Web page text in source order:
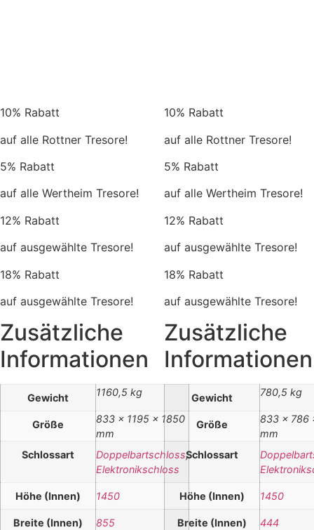
10% Rabatt
auf alle Rottner Tresore!
5% Rabatt
auf alle Wertheim Tresore!
12% Rabatt
auf ausgewählte Tresore!
18% Rabatt
auf ausgewählte Tresore!
Zusätzliche
Informationen
Gewicht 1160,5 kg
Größe
833 × 1195 × 1850
mm
Schlossart
Doppelbartschloss,
Elektronikschloss
Höhe (Innen) 1450
Breite (Innen) 855
10% Rabatt
auf alle Rottner Tresore!
5% Rabatt
auf alle Wertheim Tresore!
12% Rabatt
auf ausgewählte Tresore!
18% Rabatt
auf ausgewählte Tresore!
Zusätzliche
Informationen
Gewicht 780,5 kg
Größe
833 × 786
mm
Schlossart
Höhe (Innen) 1450
Breite (Innen) 444